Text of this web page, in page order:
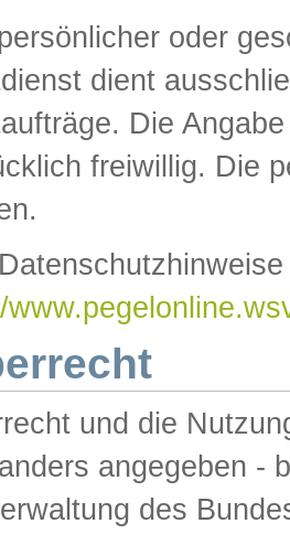
oder
dient
Die
freiwillig. Die
und die
angegeben -
des